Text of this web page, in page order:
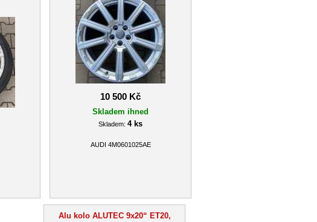
10 500 Kč
Skladem ihned
Skladem: 4 ks
AUDI 4M0601025AE
Alu kolo ALUTEC 9x20“ ET20,